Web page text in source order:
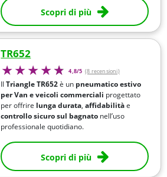
Scopri di più
TR652
4,8/5 (8 recensioni)
IlTriangle TR652è un pneumatico estivo
per Van e veicoli commerciali progettato
per offrire lunga durata,affidabilitàe
controllo sicuro sul bagnato nell’uso
professionale quotidiano.
Scopri di più